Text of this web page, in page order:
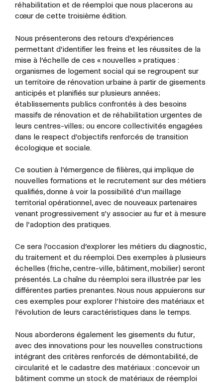
réhabilitation et de réemploi que nous placerons au
cœur de cette troisième édition.
Nous présenterons des retours d’expériences
permettant d’identifier les freins et les réussites de la
mise à l’échelle de ces « nouvelles » pratiques :
organismes de logement social qui se regroupent sur
un territoire de rénovation urbaine à partir de gisements
anticipés et planifiés sur plusieurs années;
établissements publics confrontés à des besoins
massifs de rénovation et de réhabilitation urgentes de
leurs centres-villes; ou encore collectivités engagées
dans le respect d’objectifs renforcés de transition
écologique et sociale.
Ce soutien à l’émergence de filières, qui implique de
nouvelles formations et le recrutement sur des métiers
qualifiés, donne à voir la possibilité d’un maillage
territorial opérationnel, avec de nouveaux partenaires
venant progressivement s’y associer au fur et à mesure
de l’adoption des pratiques.
Ce sera l’occasion d’explorer les métiers du diagnostic,
du traitement et du réemploi. Des exemples à plusieurs
échelles (friche, centre-ville, bâtiment, mobilier) seront
présentés. La chaîne du réemploi sera illustrée par les
différentes parties prenantes. Nous nous appuierons sur
ces exemples pour explorer l’histoire des matériaux et
l’évolution de leurs caractéristiques dans le temps.
Nous aborderons également les gisements du futur,
avec des innovations pour les nouvelles constructions
intégrant des critères renforcés de démontabilité, de
circularité et le cadastre des matériaux : concevoir un
bâtiment comme un stock de matériaux de réemploi